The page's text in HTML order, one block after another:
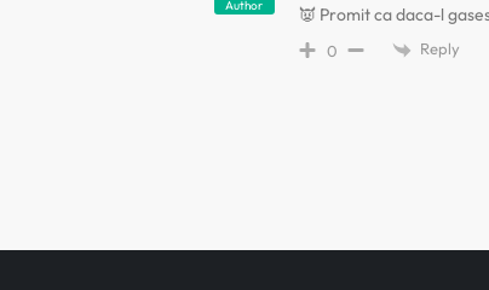
e
Author 👿 Promit ca daca-l
0 Reply